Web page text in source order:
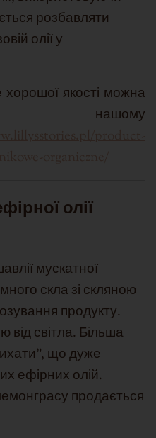
розбавляти
олії у
хорошої якості можна
нашому
олії
мускатної
скла зі скляною
продукту.
від світла. Більша
що дуже
ефірних олій.
продається